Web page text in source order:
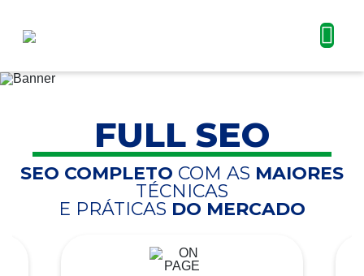
FULL SEO
SEO COMPLETO COM AS MAIORES
TÉCNICAS
E PRÁTICAS DO MERCADO